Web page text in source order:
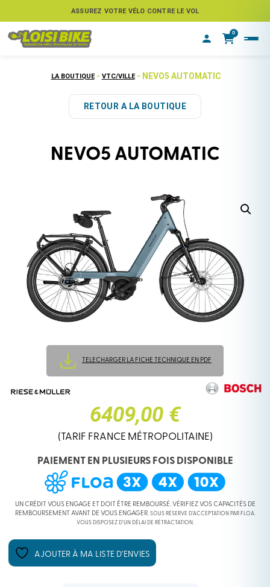
ASSUREZ VOTRE VÉLO CONTRE LE VOL
0
LA BOUTIQUE - VTC/VILLE - NEVO5 AUTOMATIC
RETOUR A LA BOUTIQUE
NEVO5 AUTOMATIC
TELECHARGER LA FICHE TECHNIQUE EN PDF
6409,00 €
(TARIF FRANCE MÉTROPOLITAINE)
PAIEMENT EN PLUSIEURS FOIS DISPONIBLE
UN CRÉDIT VOUS ENGAGE ET DOIT ÊTRE REMBOURSÉ. VÉRIFIEZ VOS CAPACITÉS DE
REMBOURSEMENT AVANT DE VOUS ENGAGER. SOUS RÉSERVE D’ACCEPTATION PAR FLOA.
VOUS DISPOSEZ D’UN DÉLAI DE RÉTRACTATION.
AJOUTER À MA LISTE D’ENVIES